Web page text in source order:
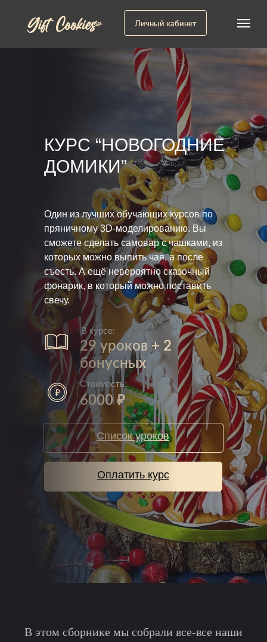
Личный кабинет
Оплатить курс
Список уроков
В курсе:
29 уроков + 2
бонусных
Стоимость:
6000 ₽
КУРС “НОВОГОДНИЕ
ДОМИКИ”
Один из лучших обучающих курсов по
пряничному 3D-моделированию. Вы
сможете сделать самовар с чашками, из
которых можно выпить чая, а после
съесть. А ещё невероятно сказочный
фонарик, в который можно поставить
свечу.
В этом сборнике мы собрали все-все наши